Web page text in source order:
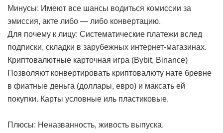
Минусы: Имеют все шансы водиться комиссии за
эмиссия, акте либо — либо конвертацию.
Для почему к лицу: Систематические платежи вслед
подписки, складки в зарубежных интернет-магазинах.
Криптовалютные карточная игра (Bybit, Binance)
Позволяют конвертировать криптовалюту нате бревне
в фиатные деньга (доллары, евро) и максать ей
покупки. Карты условные иль пластиковые.
Плюсы: Неназванность, живость выпуска.